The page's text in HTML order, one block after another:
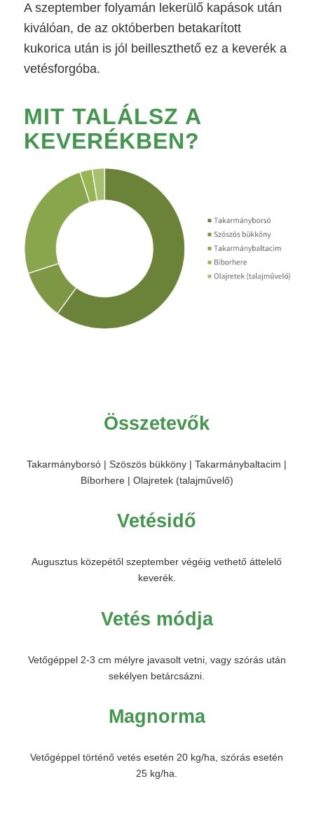
A szeptember folyamán lekerülő kapások után
kiválóan, de az októberben betakarított
kukorica után is jól beilleszthető ez a keverék a
vetésforgóba.
MIT TALÁLSZ A
KEVERÉKBEN?
Összetevők
Takarmányborsó | Szöszös bükköny | Takarmánybaltacim |
Bíborhere | Olajretek (talajművelő)
Vetésidő
Augusztus közepétől szeptember végéig vethető áttelelő
keverék.
Vetés módja
Vetőgéppel 2-3 cm mélyre javasolt vetni, vagy szórás után
sekélyen betárcsázni.
Magnorma
Vetőgéppel történő vetés esetén 20 kg/ha, szórás esetén
25 kg/ha.